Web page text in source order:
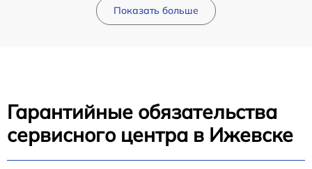
Показать больше
Гарантийные обязательства
сервисного центра в Ижевске